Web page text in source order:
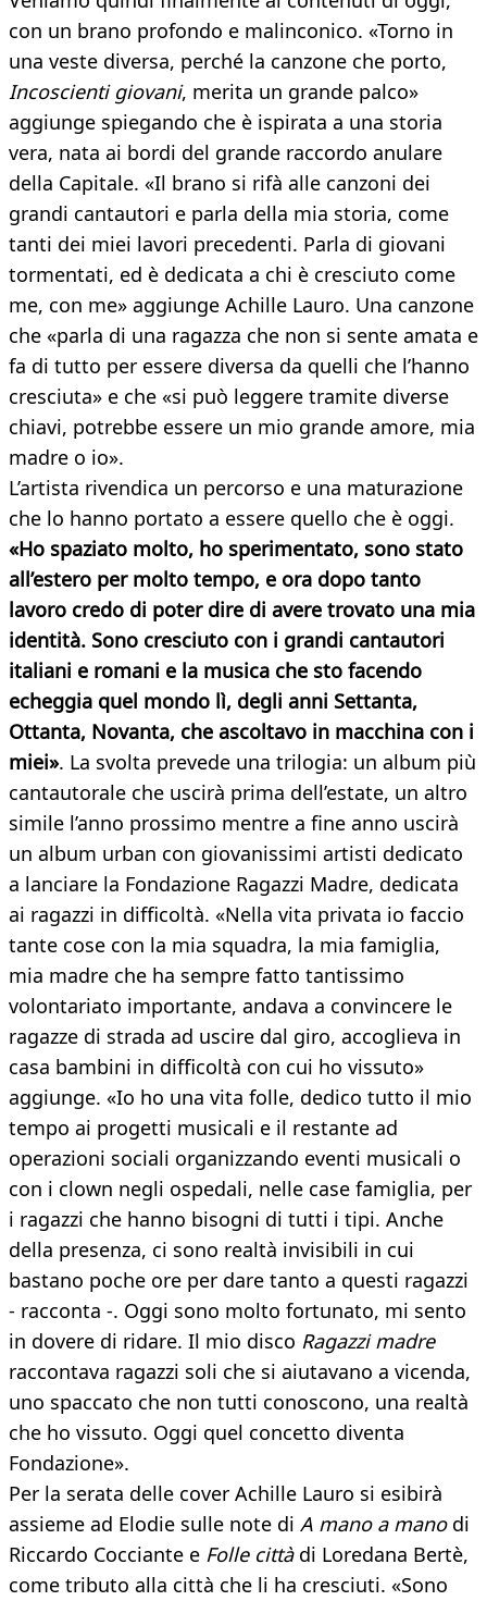
con un brano profondo e malinconico. «Torno in
una veste diversa, perché la canzone che porto,
Incoscienti giovani, merita un grande palco»
aggiunge spiegando che è ispirata a una storia
vera, nata ai bordi del grande raccordo anulare
della Capitale. «Il brano si rifà alle canzoni dei
grandi cantautori e parla della mia storia, come
tanti dei miei lavori precedenti. Parla di giovani
tormentati, ed è dedicata a chi è cresciuto come
me, con me» aggiunge Achille Lauro. Una canzone
che «parla di una ragazza che non si sente amata e
fa di tutto per essere diversa da quelli che l’hanno
cresciuta» e che «si può leggere tramite diverse
chiavi, potrebbe essere un mio grande amore, mia
madre o io».
L’artista rivendica un percorso e una maturazione
che lo hanno portato a essere quello che è oggi.
«Ho spaziato molto, ho sperimentato, sono stato
all’estero per molto tempo, e ora dopo tanto
lavoro credo di poter dire di avere trovato una mia
identità. Sono cresciuto con i grandi cantautori
italiani e romani e la musica che sto facendo
echeggia quel mondo lì, degli anni Settanta,
Ottanta, Novanta, che ascoltavo in macchina con i
miei». La svolta prevede una trilogia: un album più
cantautorale che uscirà prima dell’estate, un altro
simile l’anno prossimo mentre a fine anno uscirà
un album urban con giovanissimi artisti dedicato
a lanciare la Fondazione Ragazzi Madre, dedicata
ai ragazzi in difficoltà. «Nella vita privata io faccio
tante cose con la mia squadra, la mia famiglia,
mia madre che ha sempre fatto tantissimo
volontariato importante, andava a convincere le
ragazze di strada ad uscire dal giro, accoglieva in
casa bambini in difficoltà con cui ho vissuto»
aggiunge. «Io ho una vita folle, dedico tutto il mio
tempo ai progetti musicali e il restante ad
operazioni sociali organizzando eventi musicali o
con i clown negli ospedali, nelle case famiglia, per
i ragazzi che hanno bisogni di tutti i tipi. Anche
della presenza, ci sono realtà invisibili in cui
bastano poche ore per dare tanto a questi ragazzi
- racconta -. Oggi sono molto fortunato, mi sento
in dovere di ridare. Il mio disco Ragazzi madre
raccontava ragazzi soli che si aiutavano a vicenda,
uno spaccato che non tutti conoscono, una realtà
che ho vissuto. Oggi quel concetto diventa
Fondazione».
Per la serata delle cover Achille Lauro si esibirà
assieme ad Elodie sulle note di A mano a manodi
Riccardo Cocciante e Folle città di Loredana Bertè,
come tributo alla città che li ha cresciuti. «Sono